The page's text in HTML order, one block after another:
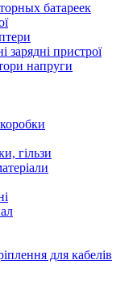
батареек
зарядні пристрої
напруги
гільзи
для кабелів